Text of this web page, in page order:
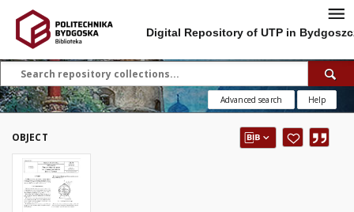
Digital Repository of UTP in
Advanced search Help
OBJECT